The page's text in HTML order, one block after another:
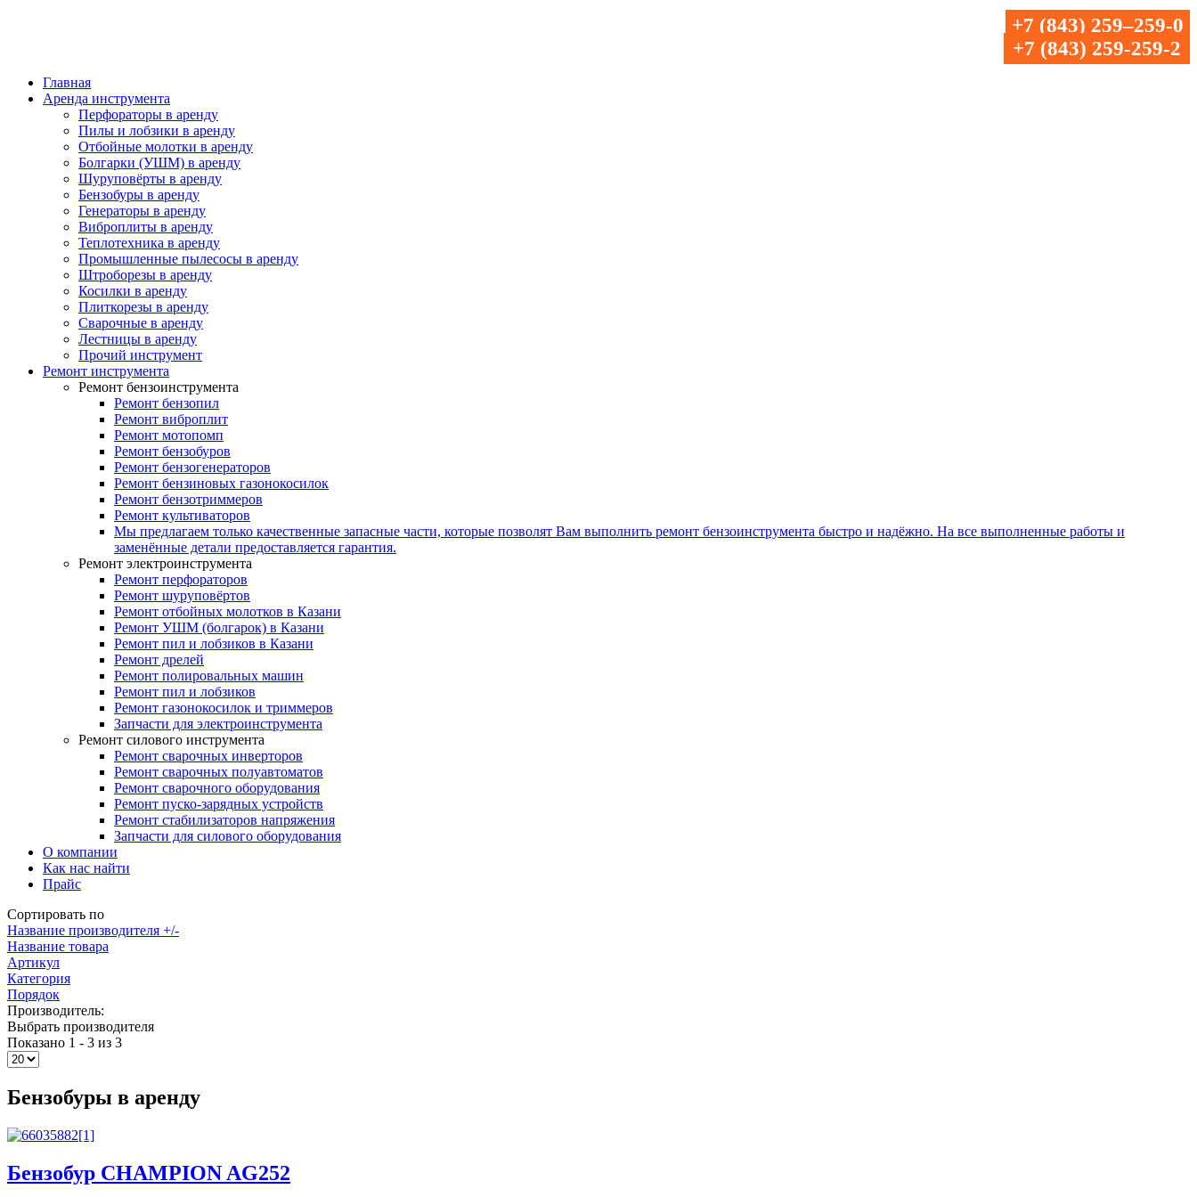
+7 (843) 259‒259-0
+7 (843) 259-259-2
Главная
Аренда инструмента
Перфораторы в аренду
Пилы и лобзики в аренду
Отбойные молотки в аренду
Болгарки (УШМ) в аренду
Шуруповёрты в аренду
Бензобуры в аренду
Генераторы в аренду
Виброплиты в аренду
Теплотехника в аренду
Промышленные пылесосы в аренду
Штроборезы в аренду
Косилки в аренду
Плиткорезы в аренду
Сварочные в аренду
Лестницы в аренду
Прочий инструмент
Ремонт инструмента
Ремонт бензоинструмента
Ремонт бензопил
Ремонт виброплит
Ремонт мотопомп
Ремонт бензобуров
Ремонт бензогенераторов
Ремонт бензиновых газонокосилок
Ремонт бензотриммеров
Ремонт культиваторов
Мы предлагаем только качественные запасные части, которые позволят Вам выполнить ремонт бензоинструмента быстро и надёжно. На все выполненные работы и
заменённые детали предоставляется гарантия.
Ремонт электроинструмента
Ремонт перфораторов
Ремонт шуруповёртов
Ремонт отбойных молотков в Казани
Ремонт УШМ (болгарок) в Казани
Ремонт пил и лобзиков в Казани
Ремонт дрелей
Ремонт полировальных машин
Ремонт пил и лобзиков
Ремонт газонокосилок и триммеров
Запчасти для электроинструмента
Ремонт силового инструмента
Ремонт сварочных инверторов
Ремонт сварочных полуавтоматов
Ремонт сварочного оборудования
Ремонт пуско-зарядных устройств
Ремонт стабилизаторов напряжения
Запчасти для силового оборудования
О компании
Как нас найти
Прайс
Сортировать по
Название производителя +/-
Название товара
Артикул
Категория
Порядок
Производитель:
Выбрать производителя
Показано 1 - 3 из 3
Бензобуры в аренду
Бензобур CHAMPION AG252